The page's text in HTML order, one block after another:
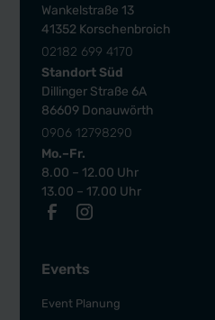
Wankelstraße 13
41352 Korschenbroich
02182 699 4170
Standort Süd
Dillinger Straße 6A
86609 Donauwörth
0906 12798290
Mo.–Fr.
8.00 – 12.00 Uhr
13.00 – 17.00 Uhr
Events
Event Planung